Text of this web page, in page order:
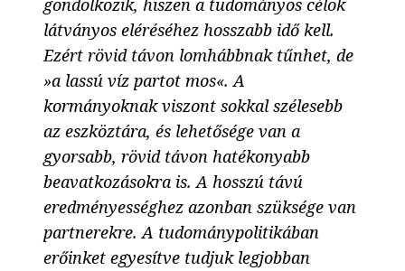
gondolkozik, hiszen a tudományos célok
látványos eléréséhez hosszabb idő kell.
Ezért rövid távon lomhábbnak tűnhet, de
»a lassú víz partot mos«. A
kormányoknak viszont sokkal szélesebb
az eszköztára, és lehetősége van a
gyorsabb, rövid távon hatékonyabb
beavatkozásokra is. A hosszú távú
eredményességhez azonban szüksége van
partnerekre. A tudománypolitikában
erőinket egyesítve tudjuk legjobban